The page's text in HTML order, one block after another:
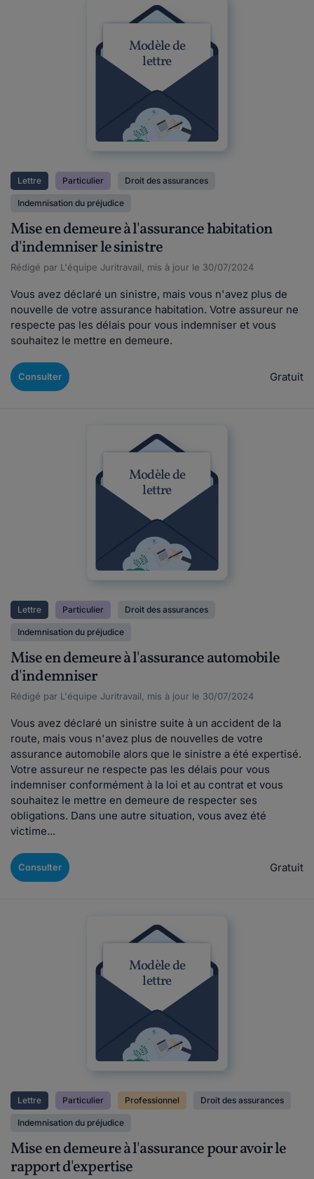
Modèle de
lettre
Lettre Particulier Droit des assurances
Indemnisation du préjudice
Mise en demeure à l'assurance habitation
d'indemniser le sinistre
Rédigé par L'équipe Juritravail, mis à jour le 30/07/2024
Vous avez déclaré un sinistre, mais vous n'avez plus de
nouvelle de votre assurance habitation. Votre assureur ne
respecte pas les délais pour vous indemniser et vous
souhaitez le mettre en demeure.
Consulter Gratuit
Modèle de
lettre
Lettre Particulier Droit des assurances
Indemnisation du préjudice
Mise en demeure à l'assurance automobile
d'indemniser
Rédigé par L'équipe Juritravail, mis à jour le 30/07/2024
Vous avez déclaré un sinistre suite à un accident de la
route, mais vous n'avez plus de nouvelles de votre
assurance automobile alors que le sinistre a été expertisé.
Votre assureur ne respecte pas les délais pour vous
indemniser conformément à la loi et au contrat et vous
souhaitez le mettre en demeure de respecter ses
obligations. Dans une autre situation, vous avez été
victime...
Consulter Gratuit
Modèle de
lettre
Lettre Particulier Professionnel Droit des assurances
Indemnisation du préjudice
Mise en demeure à l'assurance pour avoir le
rapport d'expertise